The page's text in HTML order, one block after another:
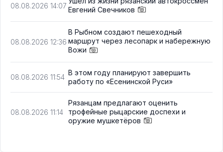
08.08.2026 14:07 Евгений Свечников
08.08.2026 12:36
В Рыбном создают пешеходный
маршрут через лесопарк и набережную
Вожи
08.08.2026 11:54
В этом году планируют завершить
работу по «Есенинской Руси»
08.08.2026 11:14
Рязанцам предлагают оценить
трофейные рыцарские доспехи и
оружие мушкетёров